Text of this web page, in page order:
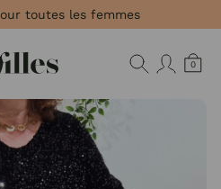
toutes les femmes
0